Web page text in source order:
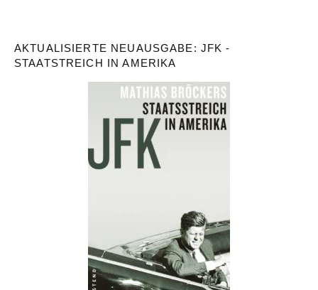
AKTUALISIERTE NEUAUSGABE: JFK -
STAATSTREICH IN AMERIKA